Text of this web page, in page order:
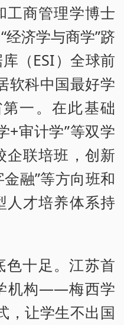
工商管理学博士
济学与商学”跻
（ESI）全球前
软科中国最好学
一。在此基础
+审计学”等双学
企联培班，创新
金融”等方向班和
人才培养体系持
色十足。江苏首
机构——梅西学
，让学生不出国